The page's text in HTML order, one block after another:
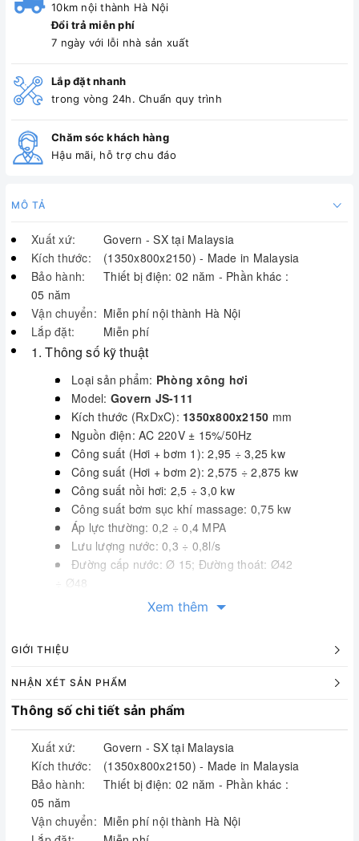
10km nội thành Hà Nội
Đổi trả miễn phí
7 ngày với lỗi nhà sản xuất
Lắp đặt nhanh
trong vòng 24h. Chuẩn quy trình
Chăm sóc khách hàng
Hậu mãi, hỗ trợ chu đáo
MÔ TẢ
Xuất xứ:
Govern - SX tại Malaysia
Kích thước:
(1350x800x2150) - Made in Malaysia
Bảo hành:
Thiết bị điện: 02 năm - Phần khác :
05 năm
Vận chuyển: Miễn phí nội thành Hà Nội
Lắp đặt:
Miễn phí
1. Thông số kỹ thuật
Loại sản phẩm: Phòng xông hơi
Model: Govern JS-111
Kích thước (RxDxC): 1350x800x2150 mm
Nguồn điện: AC 220V ± 15%/50Hz
Công suất (Hơi + bơm 1): 2,95 ÷ 3,25 kw
Công suất (Hơi + bơm 2): 2,575 ÷ 2,875 kw
Công suất nồi hơi: 2,5 ÷ 3,0 kw
Công suất bơm sục khí massage: 0,75 kw
Áp lực thường: 0,2 ÷ 0,4 MPA
Lưu lượng nước: 0,3 ÷ 0,8l/s
Đường cấp nước: Ø 15; Đường thoát: Ø42
÷ Ø48
* Thông tin tham khảo
chỉ chất lượng ( CQ) của Govern
hơi Govern
2. Thông tin sản phẩm
Phòng xông hơi Govern JS-111
nhập khẩu nguyên chiếc từ Malaysia, với dây
chuyền công nghệ hiện đại và vật liệu mới
nhất Thụy Điển.
Ưu điểmchung của phòng xông hơi
Xem thêm
GIỚI THIỆU
NHẬN XÉT SẢN PHẨM
Thông số chi tiết sản phẩm
Xuất xứ:
Govern - SX tại Malaysia
Kích thước:
(1350x800x2150) - Made in Malaysia
Bảo hành:
Thiết bị điện: 02 năm - Phần khác :
05 năm
Vận chuyển: Miễn phí nội thành Hà Nội